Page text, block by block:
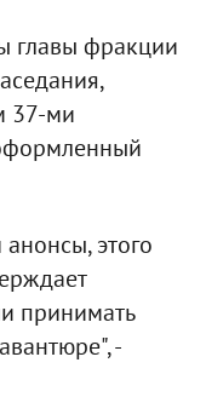
главы фракции
37-ми
этого
принимать
-